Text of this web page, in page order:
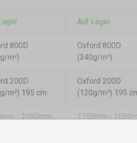
Auf Lager
800D
m²)
Oxford 800D
(340g/m²)
200D
m²) 195 cm
Oxford 200D
(120g/m²) 195
- 2050mm 1750mm -